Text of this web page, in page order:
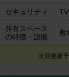
セキュリティ
共有スペース
の特徴・設備
敷
次回更新